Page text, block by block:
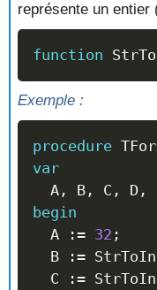
représente un entier
function
Exemple :
procedure
var
  A
, B , C , D ,
begin
  A
:= 32 ;
  B
:=
  C
:=